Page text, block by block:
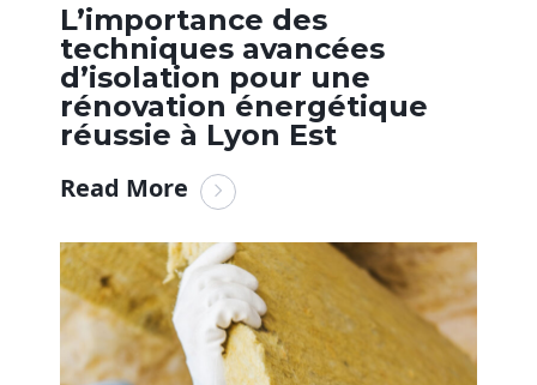
L’importance des
techniques avancées
d’isolation pour une
rénovation énergétique
réussie à Lyon Est
Read More